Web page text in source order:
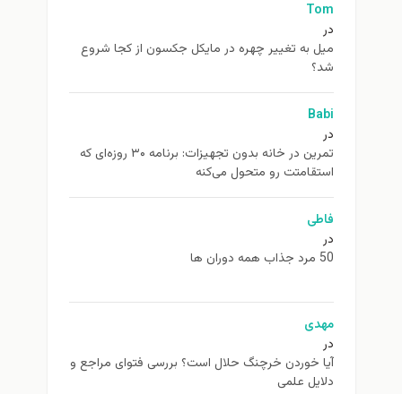
Tom
در
ميل به تغيير چهره در مایکل جکسون از كجا شروع
شد؟
Babi
در
تمرین در خانه بدون تجهیزات: برنامه ۳۰ روزه‌ای که
استقامتت رو متحول می‌کنه
فاطی
در
50 مرد جذاب همه دوران ها
مهدی
در
آیا خوردن خرچنگ حلال است؟ بررسی فتوای مراجع و
دلایل علمی